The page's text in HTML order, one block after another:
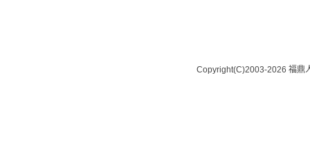
Copyright(C)2003-2026 福